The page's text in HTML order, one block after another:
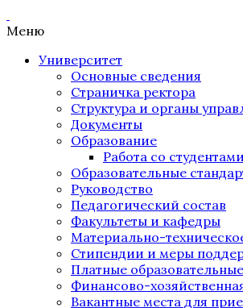
Меню
Университет
Основные сведения
Страничка ректора
Структура и органы
Документы
Образование
Работа со студентами
Образовательные
Руководство
Педагогический состав
Факультеты и кафедры
Материально-
Стипендии и меры
Платные
Финансово-
Вакантные места для